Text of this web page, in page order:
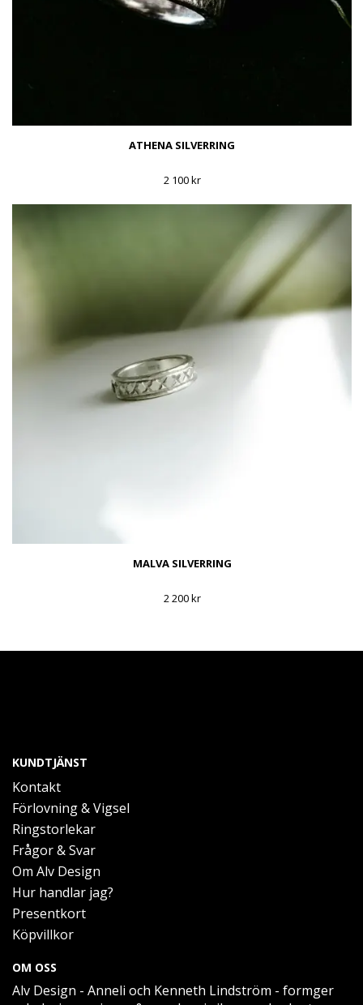
ATHENA SILVERRING
2 100 kr
MALVA SILVERRING
2 200 kr
KUNDTJÄNST
Kontakt
Förlovning & Vigsel
Ringstorlekar
Frågor & Svar
Om Alv Design
Hur handlar jag?
Presentkort
Köpvillkor
OM OSS
Alv Design - Anneli och Kenneth Lindström - formger